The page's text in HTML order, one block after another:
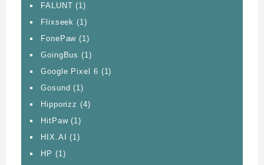
FALUNT (1)
Flixseek (1)
FonePaw (1)
GoingBus (1)
Google Pixel 6 (1)
Gosund (1)
Hipporizz (4)
HitPaw(1)
HIX.AI
(1)
HP (1)